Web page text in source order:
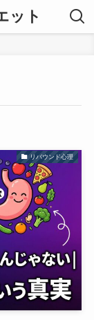
ット
リバウンド心理